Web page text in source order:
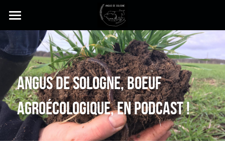
Chaîne Youtube
Commande de Viande
Boutique
Qui Sommes Nous ?
Blog
Angus de sologne, boeuf
agroécologique, en podcast !
LES CATÉGORIES DE LA BOUTIQUE
Toutes les catégories